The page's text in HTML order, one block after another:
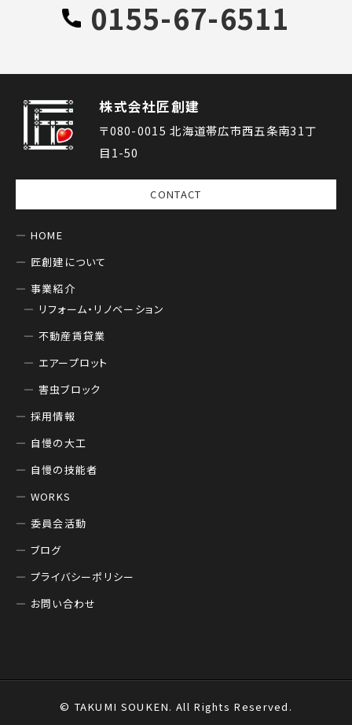
0155-67-6511
株式会社匠創建
〒080-0015 北海道帯広市西五条南31丁
目1-50
CONTACT
HOME
匠創建について
事業紹介
リフォーム・リノベーション
不動産賃貸業
エアープロット
害虫ブロック
採用情報
自慢の大工
自慢の技能者
WORKS
委員会活動
ブログ
プライバシーポリシー
お問い合わせ
© TAKUMI SOUKEN. All Rights Reserved.